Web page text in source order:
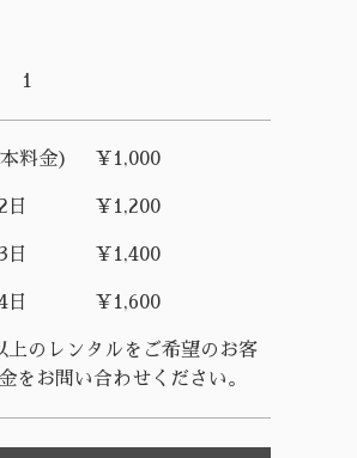
1
料金) ¥1,000
日 ¥1,200
日 ¥1,400
日 ¥1,600
のレンタルをご希望のお客
をお問い合わせください。